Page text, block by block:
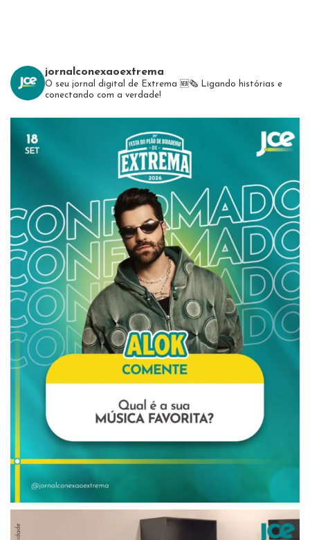
jornalconexaoextrema
O seu jornal digital de Extrema 🆕️🗞 Ligando histórias e
conectando com a verdade!